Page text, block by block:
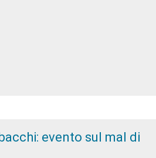
evento sul mal di